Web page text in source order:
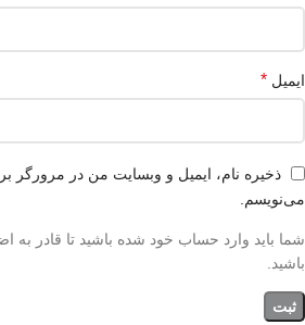
ایمیل *
ذخیره نام، ایمیل و وبسایت من در مرورگر
می‌نویسم.
شما باید وارد حساب خود شده باشید تا قادر به
باشید.